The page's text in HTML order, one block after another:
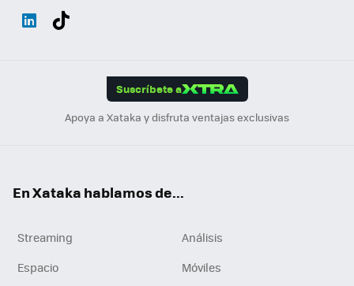
Suscríbete a
Apoya a Xataka y disfruta ventajas exclusivas
En Xataka hablamos de...
Streaming
Análisis
Espacio
Móviles